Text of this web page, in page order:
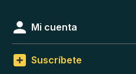
Mi cuenta
Suscríbete